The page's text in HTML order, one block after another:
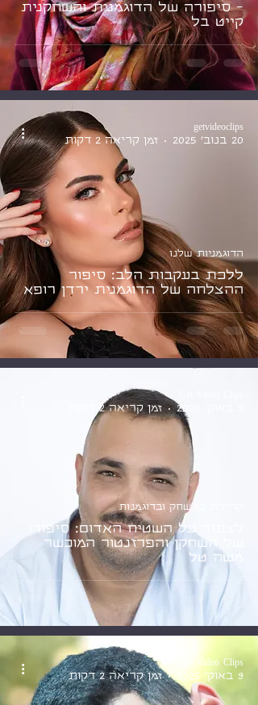
- סיפורה של הדוגמנית והשחקנית
קייט בל
ללכת בעקבות הלב: סיפור
ההצלחה של הדוגמנית ירדן רופא
הדוגמניות שלנו
getvideoclips
20 בנוב׳ 2025
זמן קריאה 2 דקות
לצעוד על השטיח האדום: סיפורו
של השחקן והפרזנטור המוכשר
משה טל
קריירה במשחק ובדוגמנות
זמן קריאה 2 דקות
Get Video Clips
9 באוק׳ 2025
זמן קריאה 2 דקות